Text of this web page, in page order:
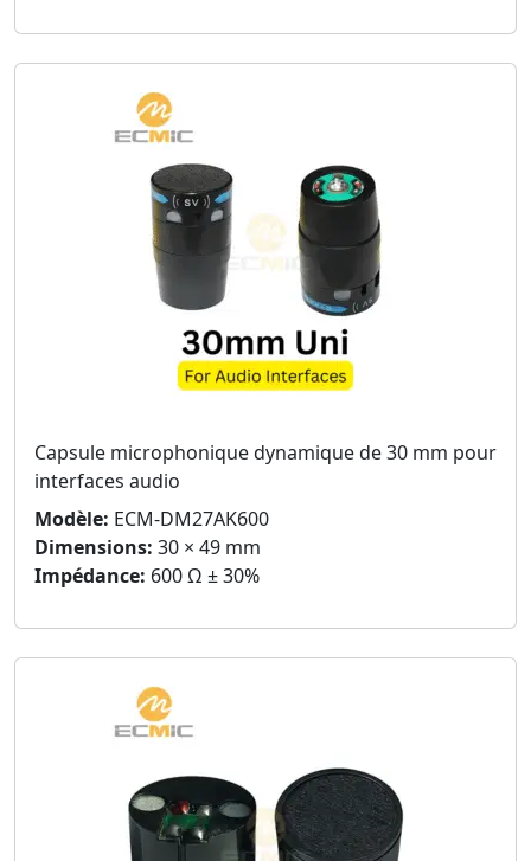
Capsule microphonique dynamique de 30 mm pour
interfaces audio
Modèle: ECM-DM27AK600
Dimensions: 30 × 49 mm
Impédance: 600 Ω ± 30%